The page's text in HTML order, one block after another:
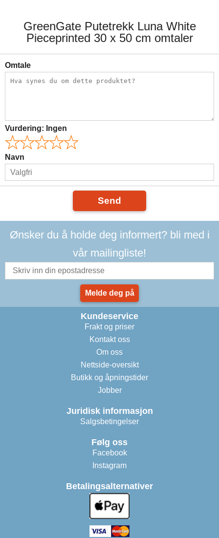
GreenGate Putetrekk Luna White
Pieceprinted 30 x 50 cm omtaler
Omtale
Vurdering: Ingen
Navn
Send
Ønsker du å holde deg informert? bli med i
vår mailingliste!
Melde deg på
Kundeservice
Frakt og priser
Kontakt oss
Om oss
Nettside-oversikt
Butikk og åpningstider
Jobber
Juridisk informasjon
Salgsbetingelser
Følg oss
Facebook
Instagram
Betalingsalternativer